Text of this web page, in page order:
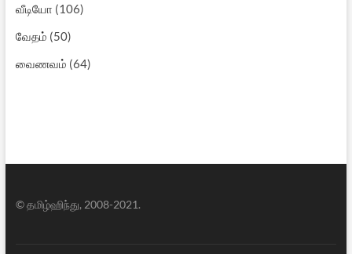
வீடியோ (106)
வேதம் (50)
வைணவம் (64)
© தமிழ்ஹிந்து, 2008-2021.